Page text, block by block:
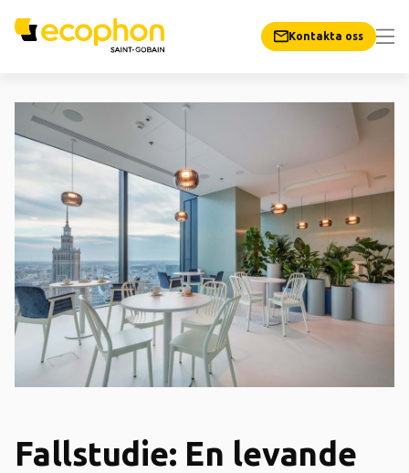
Kontakta oss
Fallstudie: En levande